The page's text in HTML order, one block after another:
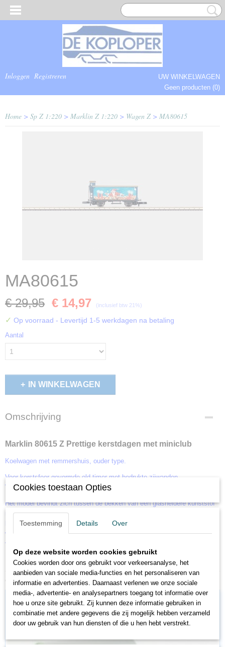
Inloggen Registreren
UW WINKELWAGEN
Geen producten (0)
Home > Sp Z 1:220 > Marklin Z 1:220 > Wagen Z> MA80615
MA80615
€ 29,95 € 14,97 (inclusief btw 21%)
✓ Op voorraad - Levertijd 1-5 werkdagen na betaling
Aantal
IN WINKELWAGEN
Omschrijving
Marklin 80615 Z Prettige kerstdagen met miniclub
Koelwagen met remmershuis, ouder type.
Voor kerstsfeer gevormde old-timer met bedrukte zijwanden.
Wagenlengte over buffers 40 mm.
Het model bevindt zich tussen de bekken van een glasheldere kunststof
notenkraker; deze notenkraker en de wagen worden in een stervormige
blisterverpakking aangeboden, die aan de kerstboom gehangen kan
worden. Zo zet het model de serie met feestelijke motieven uit de
voorgaande jaren voort.
Ook interessant
Cookies toestaan Opties
Toestemming Details Over
Op deze website worden cookies gebruikt
Cookies worden door ons gebruikt voor verkeersanalyse, het
aanbieden van sociale media-functies en het personaliseren van
informatie en advertenties. Daarnaast verlenen we onze sociale
media-, advertentie- en analysepartners toegang tot informatie over
hoe u onze site gebruikt. Zij kunnen deze informatie gebruiken in
combinatie met andere gegevens die zij mogelijk hebben verzameld
door uw gebruik van hun diensten of die u hen hebt verstrekt.